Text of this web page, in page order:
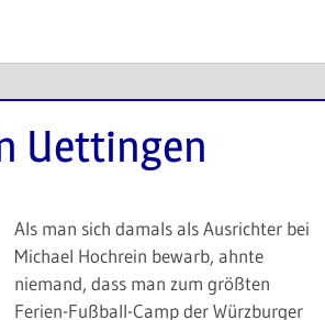
Uettingen
Als man sich damals als Ausrichter bei
Michael Hochrein bewarb, ahnte
niemand, dass man zum größten
Ferien-Fußball-Camp der Würzburger